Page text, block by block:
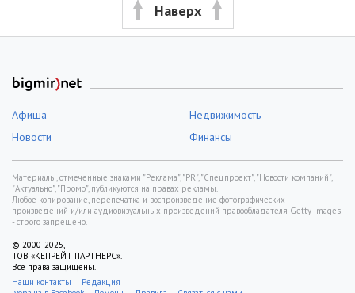
Наверх
Афиша
Недвижимость
Новости
Финансы
Материалы, отмеченные знаками "Реклама", "PR", "Спецпроект", "Новости компаний",
"Актуально", "Промо", публикуются на правах рекламы.
Любое копирование, перепечатка и воспроизведение фотографических
произведений и/или аудиовизуальных произведений правообладателя Getty Images
- строго запрещено.
© 2000-2025,
ТОВ «КЕПРЕЙТ ПАРТНЕРС».
Все права защищены.
Наши контакты
Редакция